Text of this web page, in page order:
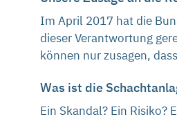
Im April 2017 hat die
dieser Verantwortung
können nur zusagen,
Was ist die
Ein Skandal? Ein Risiko?